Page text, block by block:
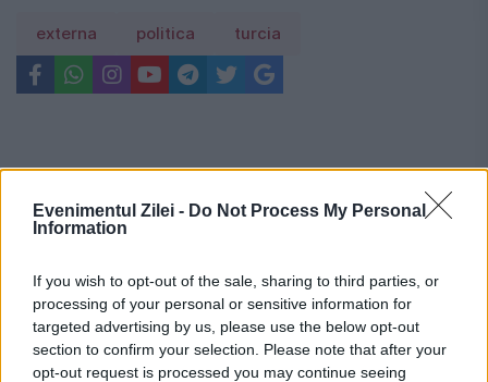
Evenimentul Zilei - Do Not Process My Personal
Information
If you wish to opt-out of the sale, sharing to third parties, or
processing of your personal or sensitive information for
targeted advertising by us, please use the below opt-out
section to confirm your selection. Please note that after your
opt-out request is processed you may continue seeing
externa politica turcia